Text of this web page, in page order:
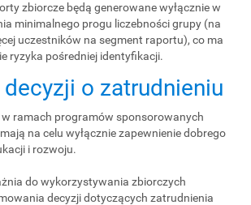
zbiorcze będą generowane wyłącznie w
minimalnego progu liczebności grupy (na
uczestników na segment raportu), co ma
ryzyka pośredniej identyfikacji.
decyzji o zatrudnieniu
w ramach programów sponsorowanych
na celu wyłącznie zapewnienie dobrego
i rozwoju.
do wykorzystywania zbiorczych
decyzji dotyczących zatrudnienia